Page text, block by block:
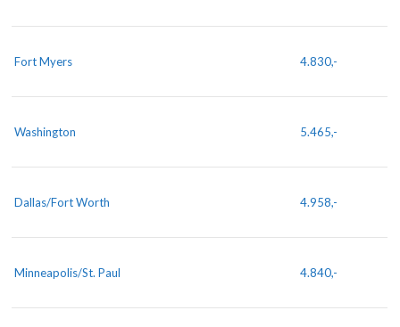
Fort Myers 4.830,-
Washington 5.465,-
Dallas/Fort Worth 4.958,-
Minneapolis/St. Paul 4.840,-